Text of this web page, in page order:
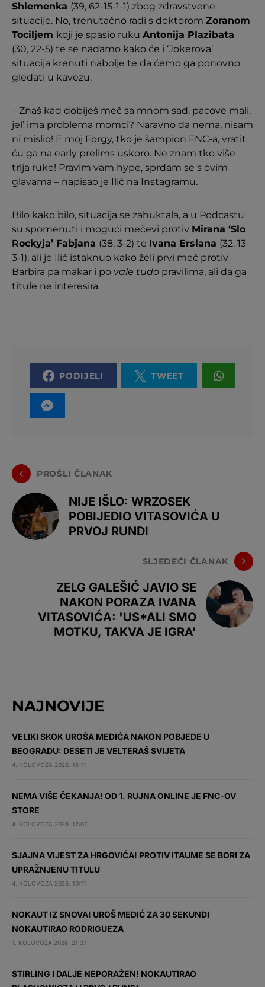
Shlemenka (39, 62-15-1-1) zbog zdravstvene
situacije. No, trenutačno radi s doktorom Zoranom
Tociljem koji je spasio ruku Antonija Plazibata
(30, 22-5) te se nadamo kako će i ‘Jokerova’
situacija krenuti nabolje te da ćemo ga ponovno
gledati u kavezu.
– Znaš kad dobiješ meč sa mnom sad, pacove mali,
jel’ ima problema momci? Naravno da nema, nisam
ni mislio! E moj Forgy, tko je šampion FNC-a, vratit
ću ga na early prelims uskoro. Ne znam tko više
trlja ruke! Pravim vam hype, sprdam se s ovim
glavama – napisao je Ilić na Instagramu.
Bilo kako bilo, situacija se zahuktala, a u Podcastu
su spomenuti i mogući mečevi protiv Mirana ‘Slo
Rockyja’ Fabjana (38, 3-2) te Ivana Erslana (32, 13-
3-1), ali je Ilić istaknuo kako želi prvi meč protiv
Barbira pa makar i po vale tudo pravilima, ali da ga
titule ne interesira.
PODIJELI TWEET
PROŠLI ČLANAK
NIJE IŠLO: WRZOSEK
POBIJEDIO VITASOVIĆA U
PRVOJ RUNDI
SLJEDEĆI ČLANAK
ZELG GALEŠIĆ JAVIO SE
NAKON PORAZA IVANA
VITASOVIĆA: 'US*ALI SMO
MOTKU, TAKVA JE IGRA'
NAJNOVIJE
VELIKI SKOK UROŠA MEDIĆA NAKON POBJEDE U
BEOGRADU: DESETI JE VELTERAŠ SVIJETA
4. KOLOVOZA 2026. 16:11
NEMA VIŠE ČEKANJA! OD 1. RUJNA ONLINE JE FNC-OV
STORE
4. KOLOVOZA 2026. 12:07
SJAJNA VIJEST ZA HRGOVIĆA! PROTIV ITAUME SE BORI ZA
UPRAŽNJENU TITULU
4. KOLOVOZA 2026. 10:11
NOKAUT IZ SNOVA! UROŠ MEDIĆ ZA 30 SEKUNDI
NOKAUTIRAO RODRIGUEZA
1. KOLOVOZA 2026. 21:37
STIRLING I DALJE NEPORAŽEN! NOKAUTIRAO